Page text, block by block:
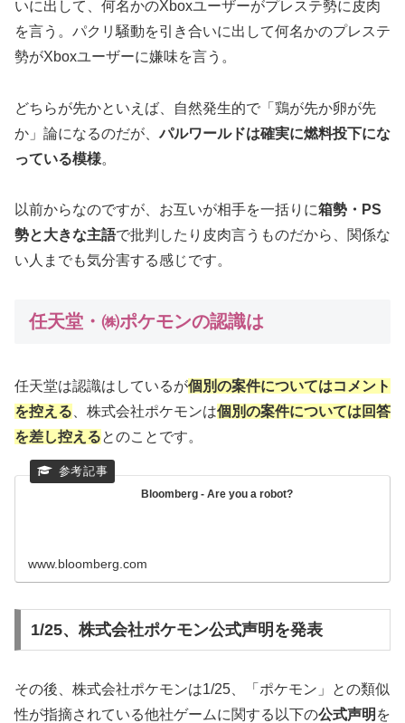
いに出して、何名かのXboxユーザーがプレステ勢に皮肉
を言う。パクリ騒動を引き合いに出して何名かのプレステ
勢がXboxユーザーに嫌味を言う。
どちらが先かといえば、自然発生的で「鶏が先か卵が先
か」論になるのだが、パルワールドは確実に燃料投下にな
っている模様。
以前からなのですが、お互いが相手を一括りに箱勢・PS
勢と大きな主語で批判したり皮肉言うものだから、関係な
い人までも気分害する感じです。
任天堂・㈱ポケモンの認識は
任天堂は認識はしているが個別の案件についてはコメント
を控える 、株式会社ポケモンは個別の案件については回答
を差し控えるとのことです。
Bloomberg - Are you a robot?
www.bloomberg.com
1/25、株式会社ポケモン公式声明を発表
その後、株式会社ポケモンは1/25、「ポケモン」との類似
性が指摘されている他社ゲームに関する以下の公式声明 を